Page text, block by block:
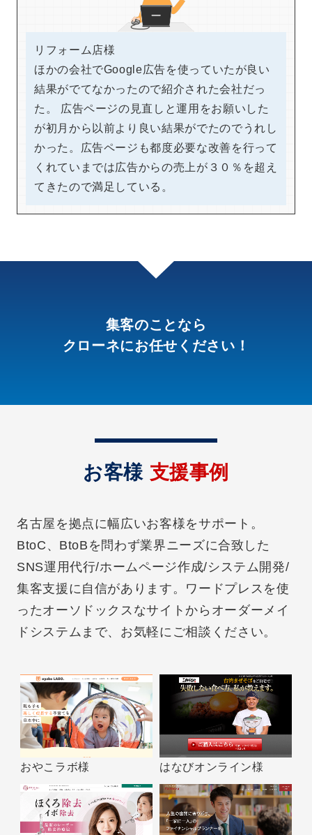
リフォーム店様
ほかの会社でGoogle広告を使っていたが良い
結果がでてなかったので紹介された会社だっ
た。 広告ページの見直しと運用をお願いした
が初月から以前より良い結果がでたのでうれし
かった。広告ページも都度必要な改善を行って
くれていまでは広告からの売上が３０％を超え
てきたので満足している。
集客のことなら
クローネにお任せください！
お客様 支援事例
名古屋を拠点に幅広いお客様をサポート。
BtoC、BtoBを問わず業界ニーズに合致した
SNS運用代行/ホームページ作成/システム開発/
集客支援に自信があります。ワードプレスを使
ったオーソドックスなサイトからオーダーメイ
ドシステムまで、お気軽にご相談ください。
おやこラボ様 はなびオンライン様